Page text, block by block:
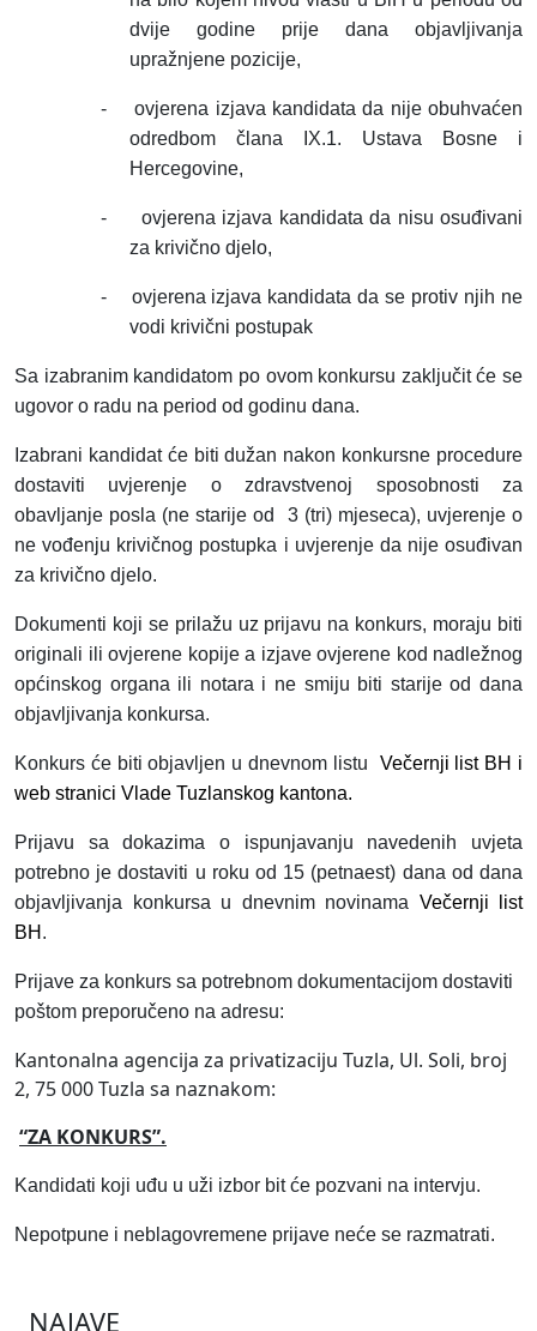
dvije godine prije dana objavljivanja
upražnjene pozicije,
-
ovjerena izjava kandidata da nije obuhvaćen
odredbom člana IX.1. Ustava Bosne i
Hercegovine,
-
ovjerena izjava kandidata da nisu osuđivani
za krivično djelo,
-
ovjerena izjava kandidata da se protiv njih ne
vodi krivični postupak
Sa izabranim kandidatom po ovom konkursu zaključit će se
ugovor o radu na period od godinu dana.
Izabrani kandidat će biti dužan nakon konkursne procedure
dostaviti uvjerenje o zdravstvenoj sposobnosti za
obavljanje posla (ne starije od
3 (tri) mjeseca), uvjerenje o
ne vođenju krivičnog postupka i uvjerenje da nije osuđivan
za krivično djelo.
Dokumenti koji se prilažu uz prijavu na konkurs, moraju biti
originali ili ovjerene kopije a izjave ovjerene kod nadležnog
općinskog organa ili notara i ne smiju biti starije od dana
objavljivanja konkursa.
Konkurs će biti objavljen u dnevnom listu
Večernji list BH i
web stranici Vlade Tuzlanskog kantona.
Prijavu sa dokazima o ispunjavanju navedenih uvjeta
potrebno je dostaviti u roku od 15 (petnaest) dana od dana
objavljivanja konkursa u dnevnim novinama Večernji list
BH .
Prijave za konkurs sa potrebnom dokumentacijom dostaviti
poštom preporučeno na adresu:
Kantonalna agencija za privatizaciju Tuzla, Ul. Soli, broj
2, 75 000 Tuzla sa naznakom:
“ZA KONKURS”.
Kandidati koji uđu u uži izbor bit će pozvani na intervju.
Nepotpune i neblagovremene prijave neće se razmatrati.
NAJAVE